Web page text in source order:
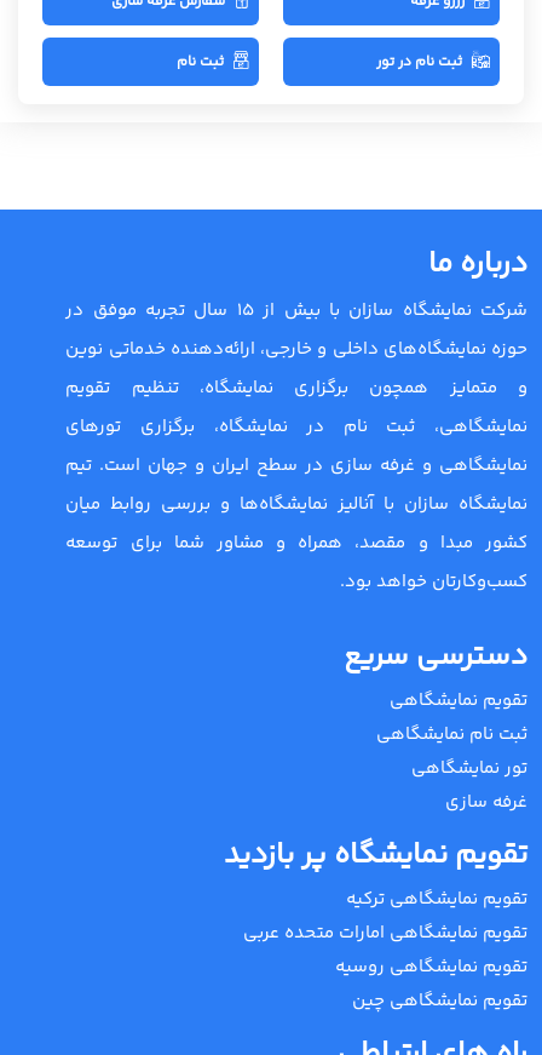
ثبت نام در تور ثبت نام
درباره ما
شرکت نمایشگاه سازان با بیش از 15 سال تجربه موفق در
حوزه نمایشگاه‌های داخلی و خارجی، ارائه‌دهنده خدماتی نوین
و متمایز همچون برگزاری نمایشگاه، تنظیم تقویم
نمایشگاهی، ثبت نام در نمایشگاه، برگزاری تورهای
نمایشگاهی و غرفه سازی در سطح ایران و جهان است. تیم
نمایشگاه سازان با آنالیز نمایشگاه‌ها و بررسی روابط میان
کشور مبدا و مقصد، همراه و مشاور شما برای توسعه
کسب‌وکارتان خواهد بود.
دسترسی سریع
تقویم نمایشگاهی
ثبت نام نمایشگاهی
تور نمایشگاهی
غرفه سازی
تقویم نمایشگاه پر بازدید
تقویم نمایشگاهی ترکیه
تقویم نمایشگاهی امارات متحده عربی
تقویم نمایشگاهی روسیه
تقویم نمایشگاهی چین